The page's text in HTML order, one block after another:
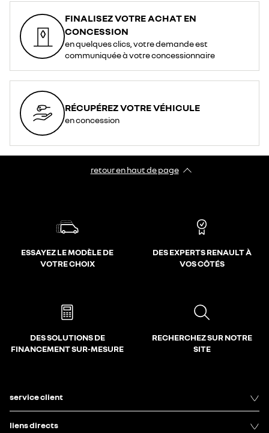
FINALISEZ VOTRE ACHAT EN
CONCESSION
en quelques clics, votre demande est
communiquée à votre concessionnaire
RÉCUPÉREZ VOTRE VÉHICULE
en concession
retour en haut de page​
ESSAYEZ LE MODÈLE DE
VOTRE CHOIX
DES EXPERTS RENAULT À
VOS CÔTÉS
DES SOLUTIONS DE
FINANCEMENT SUR-MESURE
RECHERCHEZ SUR NOTRE
SITE
service client
liens directs